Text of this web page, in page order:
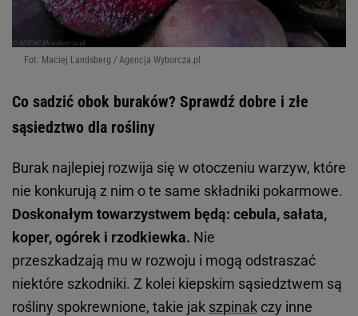
Fot. Maciej Landsberg / Agencja Wyborcza.pl
Co sadzić obok buraków? Sprawdź dobre i złe
sąsiedztwo dla rośliny
Burak najlepiej rozwija się w otoczeniu warzyw, które
nie konkurują z nim o te same składniki pokarmowe.
Doskonałym towarzystwem będą: cebula, sałata,
koper, ogórek i rzodkiewka. Nie
przeszkadzają mu w rozwoju i mogą odstraszać
niektóre szkodniki. Z kolei kiepskim sąsiedztwem są
rośliny spokrewnione, takie jak szpinak czy inne